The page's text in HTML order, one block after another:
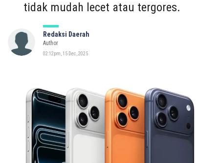
tidak mudah lecet atau tergores.
Redaksi Daerah
Author
02:12pm, 15 Dec, 2025